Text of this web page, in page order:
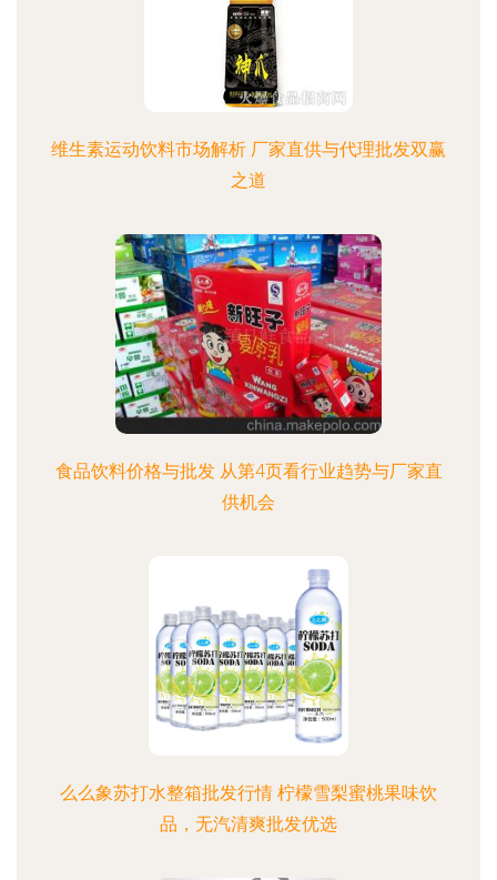
维生素运动饮料市场解析 厂家直供与代理批发双赢
之道
食品饮料价格与批发 从第4页看行业趋势与厂家直
供机会
么么象苏打水整箱批发行情 柠檬雪梨蜜桃果味饮
品，无汽清爽批发优选